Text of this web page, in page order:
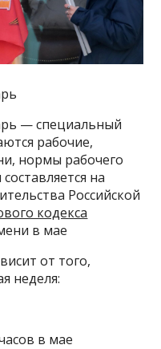
— специальный
рабочие,
нормы рабочего
на
Российской
кодекса
в мае
от того,
неделя:
в мае